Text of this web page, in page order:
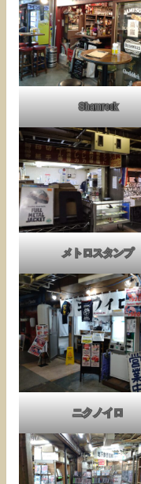
Shamrock
メトロスタンプ
ニクノイロ